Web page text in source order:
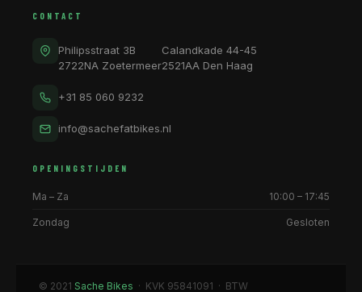
CONTACT
Philipsstraat 3B
2722NA Zoetermeer
Calandkade 44-45
2521AA Den Haag
+31 85 060 9232
info@sachefatbikes.nl
OPENINGSTIJDEN
Ma – Za 10:00 – 17:45
Zondag Gesloten
© 2021 Sache Bikes · KVK 95841091 · BTW